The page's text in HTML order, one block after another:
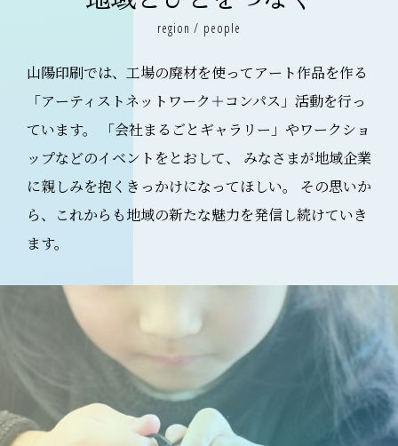
region / people
山陽印刷では、工場の廃材を使ってアート作品を作る
「アーティストネットワーク＋コンパス」活動を行っ
ています。
「会社まるごとギャラリー」やワークショ
ップなどのイベントをとおして、
みなさまが地域企業
に親しみを抱くきっかけになってほしい。
その思いか
ら、これからも地域の新たな魅力を発信し続けていき
ます。